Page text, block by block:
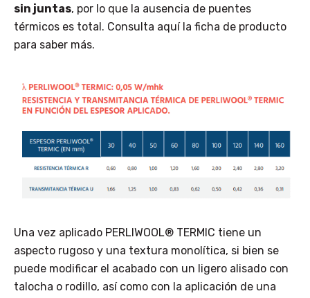
sin juntas, por lo que la ausencia de puentes
térmicos es total. Consulta aquí la ficha de producto
para saber más.
Una vez aplicado PERLIWOOL® TERMIC tiene un
aspecto rugoso y una textura monolítica, si bien se
puede modificar el acabado con un ligero alisado con
talocha o rodillo, así como con la aplicación de una